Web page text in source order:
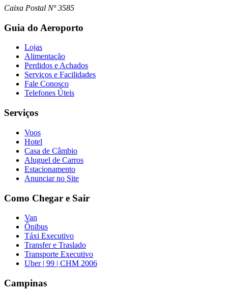
Caixa Postal Nº 3585
Guia do Aeroporto
Lojas
Alimentação
Perdidos e Achados
Serviços e Facilidades
Fale Conosco
Telefones Úteis
Serviços
Voos
Hotel
Casa de Câmbio
Aluguel de Carros
Estacionamento
Anunciar no Site
Como Chegar e Sair
Van
Ônibus
Táxi Executivo
Transfer e Traslado
Transporte Executivo
Uber | 99 | CHM 2006
Campinas